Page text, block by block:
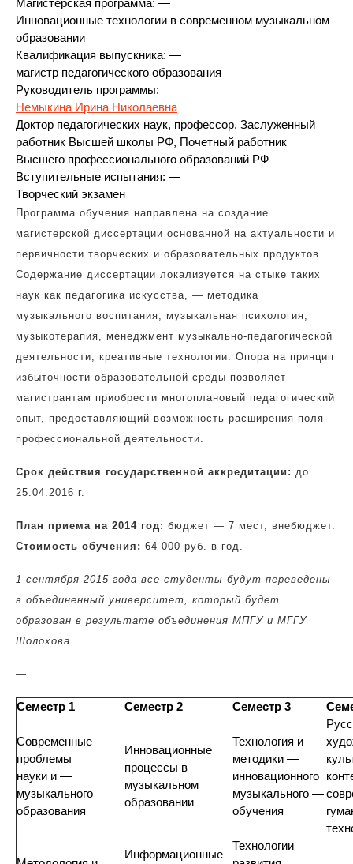
Инновационные технологии в современном музыкальном
образовании
Квалификация выпускника: —
магистр педагогического образования
Руководитель программы:
Немыкина Ирина Николаевна
Доктор педагогических наук, профессор, Заслуженный
работник Высшей школы РФ, Почетный работник
Высшего профессионального образований РФ
Вступительные испытания: —
Творческий экзамен
Программа обучения направлена на создание
магистерской диссертации основанной на актуальности и
первичности творческих и образовательных продуктов.
Содержание диссертации локализуется на стыке таких
наук как педагогика искусства, — методика
музыкального воспитания, музыкальная психология,
музыкотерапия, менеджмент музыкально-педагогической
деятельности, креативные технологии. Опора на принцип
избыточности образовательной среды позволяет
магистрантам приобрести многоплановый педагогический
опыт, предоставляющий возможность расширения поля
профессиональной деятельности.
Срок действия государственной аккредитации: до
25.04.2016 г.
План приема на 2014 год: бюджет — 7 мест, внебюджет.
Стоимость обучения: 64 000 руб. в год.
1 сентября 2015 года все студенты будут переведены
в объединенный университет, который будет
образован в результате объединения МПГУ и МГГУ
Шолохова.
—
Семестр 1 Семестр 2 Семестр 3
Современные
проблемы
науки и —
музыкального
образования
Инновационные
процессы в
музыкальном
образовании
Технология и
методики —
инновационного
музыкального —
обучения
Информационные
Технологии